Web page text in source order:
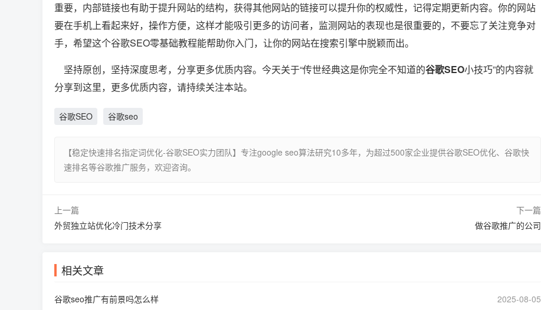
重要，内部链接也有助于提升网站的结构，获得其他网站的链接可以提升你的权威性，记得定期更新内容。你的网站
要在手机上看起来好，操作方便，这样才能吸引更多的访问者，监测网站的表现也是很重要的，不要忘了关注竞争对
手，希望这个谷歌SEO零基础教程能帮助你入门，让你的网站在搜索引擎中脱颖而出。
坚持原创，坚持深度思考，分享更多优质内容。今天关于“传世经典这是你完全不知道的谷歌SEO小技巧”的内容就
分享到这里，更多优质内容，请持续关注本站。
谷歌SEO 谷歌seo
【稳定快速排名指定词优化-谷歌SEO实力团队】专注google seo算法研究10多年，为超过500家企业提供谷歌SEO优化、谷歌快
速排名等谷歌推广服务，欢迎咨询。
上一篇
外贸独立站优化冷门技术分享
下一篇
做谷歌推广的公司
相关文章
谷歌seo推广有前景吗怎么样
2025-08-05